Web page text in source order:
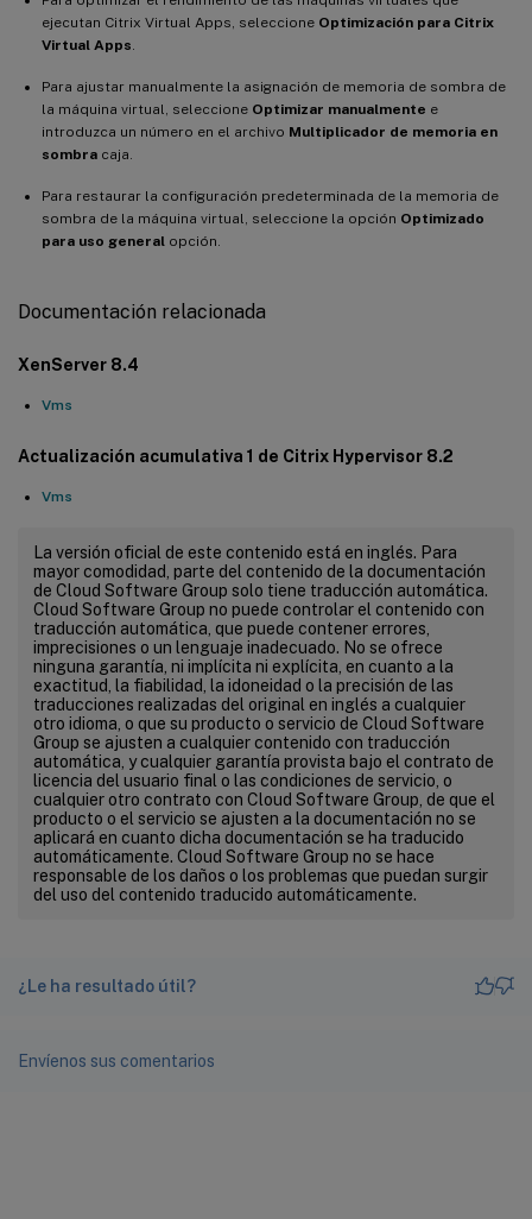
ejecutan Citrix Virtual Apps, seleccione Optimización para Citrix
Virtual Apps
Para ajustar manualmente la asignación de memoria de sombra de
la máquina virtual, seleccione Optimizar manualmente e
introduzca un número en el archivo Multiplicador de memoria en
sombra caja.
Para restaurar la configuración predeterminada de la memoria de
sombra de la máquina virtual, seleccione la opción Optimizado
para uso general opción.
Documentación relacionada
XenServer 8.4
Vms
Actualización acumulativa 1 de Citrix Hypervisor 8.2
Vms
La versión oficial de este contenido está en inglés. Para
mayor comodidad, parte del contenido de la documentación
de Cloud Software Group solo tiene traducción automática.
Cloud Software Group no puede controlar el contenido con
traducción automática, que puede contener errores,
imprecisiones o un lenguaje inadecuado. No se ofrece
ninguna garantía, ni implícita ni explícita, en cuanto a la
exactitud, la fiabilidad, la idoneidad o la precisión de las
traducciones realizadas del original en inglés a cualquier
otro idioma, o que su producto o servicio de Cloud Software
Group se ajusten a cualquier contenido con traducción
automática, y cualquier garantía provista bajo el contrato de
licencia del usuario final o las condiciones de servicio, o
cualquier otro contrato con Cloud Software Group, de que el
producto o el servicio se ajusten a la documentación no se
aplicará en cuanto dicha documentación se ha traducido
automáticamente. Cloud Software Group no se hace
responsable de los daños o los problemas que puedan surgir
del uso del contenido traducido automáticamente.
¿Le ha resultado útil?
Envíenos sus comentarios